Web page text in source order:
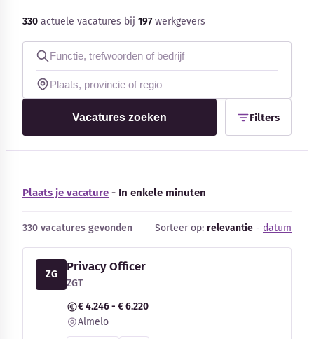
Externe bronnen
Woordenboek
Auteurs
330 actuele vacatures bij 197werkgevers
Vacatures zoeken Filters
Plaats je vacature - In enkele minuten
330 vacatures gevonden Sorteer op: relevantie - datum
ZG
Privacy Officer
ZGT
€ 4.246 - € 6.220
Almelo